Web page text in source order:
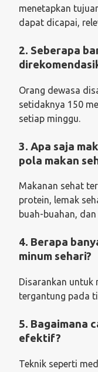
menetapkan
dapat dicapai,
2. Seberapa
Orang dewasa
setidaknya 150
setiap minggu.
3. Apa saja
pola makan
Makanan sehat
protein, lemak
buah-buahan,
4. Berapa
minum sehari?
Disarankan untuk
tergantung pada
5. Bagaimana
efektif?
Teknik seperti